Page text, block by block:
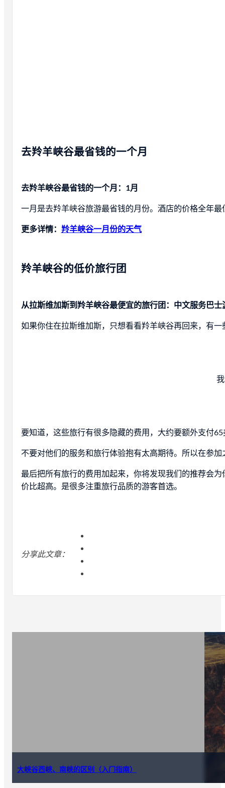
去羚羊峡谷最省钱的一个月
去羚羊峡谷最省钱的一个月：1月
一月是去羚羊峡谷旅游最省钱的月份。酒店的价格全年
更多详情： 羚羊峡谷一月份的天气
羚羊峡谷的低价旅行团
从拉斯维加斯到羚羊峡谷最便宜的旅行团：中文服务巴士
如果你住在拉斯维加斯，只想看看羚羊峡谷再回来，有
要知道，这些旅行有很多隐藏的费用，大约要额外支付
不要对他们的服务和旅行体验抱有太高期待。所以在参
最后把所有旅行的费用加起来，你将发现我们的推荐会
价比超高。是很多注重旅行品质的游客首选。
分享此文章：
大峡谷西峡、南峡的区别（入门指南）